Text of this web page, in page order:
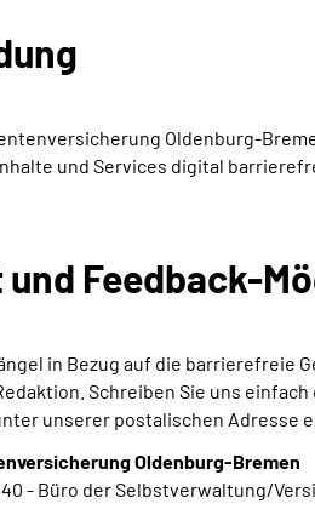
Oldenburg-
und Services digital
Feedback-
in Bezug auf die
Schreiben Sie uns
unserer postalischen Adresse
Oldenburg-Bremen
- Büro der Selbstverwaltung/